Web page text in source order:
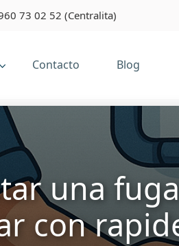
73 02 52 (Centralita)
Contacto Blog
una
con